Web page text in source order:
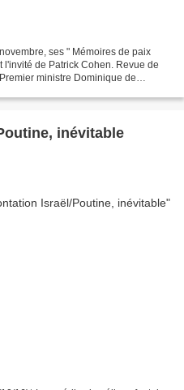
ses " Mémoires de paix
l'invité de Patrick Cohen. Revue de
ministre Dominique de
inévitable